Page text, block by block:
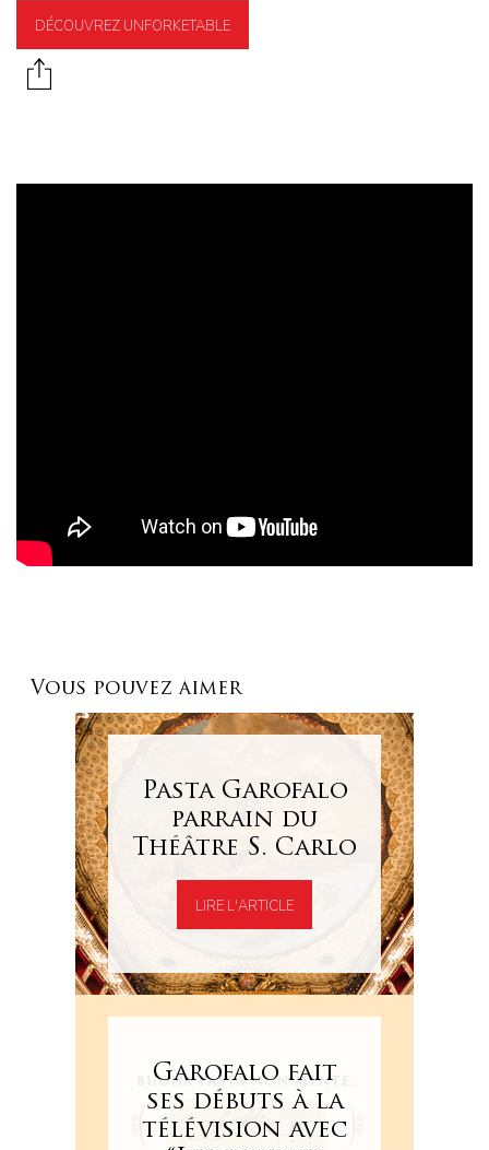
DÉCOUVREZ UNFORKETABLE
Vous pouvez aimer
Pasta Garofalo
parrain du
Théâtre S. Carlo
LIRE L'ARTICLE
Garofalo fait
ses débuts à la
télévision avec